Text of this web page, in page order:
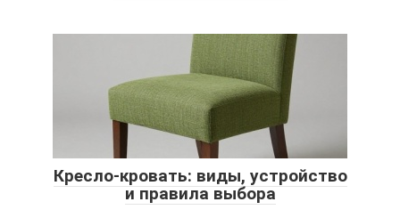
Кресло-кровать: виды, устройство
и правила выбора